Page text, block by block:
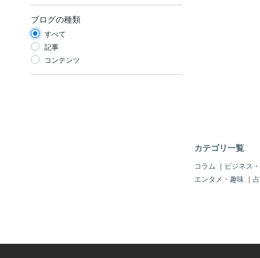
ブログの種類
すべて
記事
コンテンツ
いる日本人」が多
「日本の抗議集会を
ャーナリスト」の
言われなくても前
しょ？！何で「ト
カテゴリ一覧
コラム ｜ ビジネス
エンタメ・趣味 ｜